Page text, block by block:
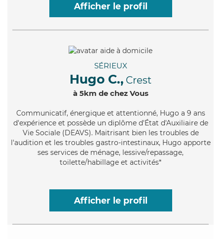
Afficher le profil
SÉRIEUX
Hugo C., Crest
à 5km de chez Vous
Communicatif, énergique et attentionné, Hugo a 9 ans
d'expérience et possède un diplôme d'État d'Auxiliaire de
Vie Sociale (DEAVS). Maitrisant bien les troubles de
l'audition et les troubles gastro-intestinaux, Hugo apporte
ses services de ménage, lessive/repassage,
toilette/habillage et activités*
Afficher le profil